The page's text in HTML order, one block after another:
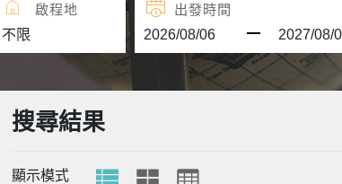
啟程地 出發時間
搜尋結果
顯示模式